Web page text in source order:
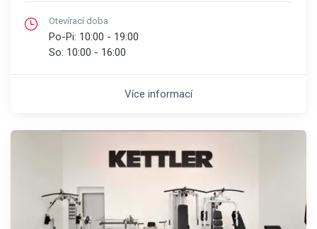
Otevírací doba
Po-Pi: 10:00 - 19:00
So: 10:00 - 16:00
Více informací